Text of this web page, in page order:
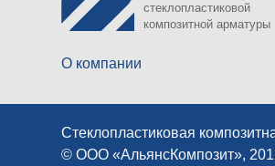
стеклопластиковой
композитной арматуры
О компании
Стеклопластиковая
© ООО «АльянсКомпозит»,